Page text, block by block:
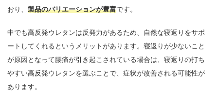
おり、 製品のバリエーションが豊富です。
中でも高反発ウレタンは反発力があるため、自然な寝返りをサポ
ートしてくれるというメリットがあります。寝返りが少ないこと
が原因となって腰痛が引き起こされている場合は、寝返りの打ち
やすい高反発ウレタンを選ぶことで、症状が改善される可能性が
あります。